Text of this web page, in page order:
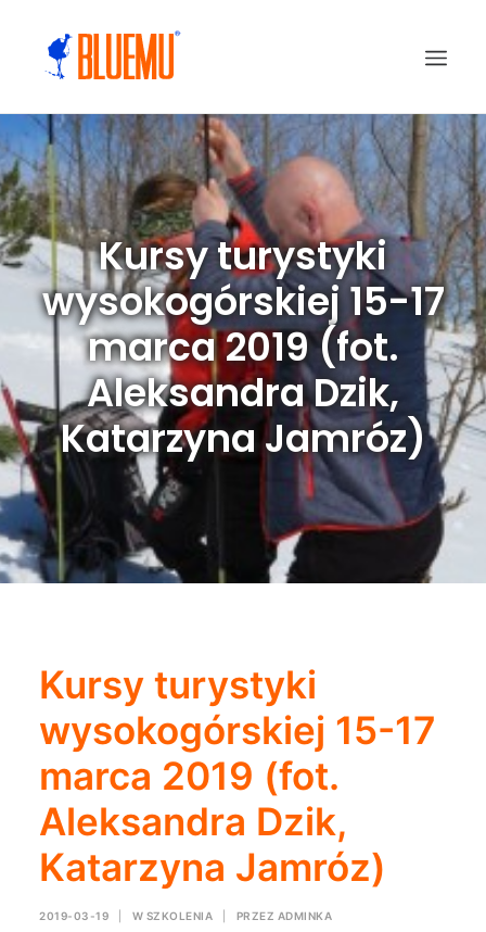
Kursy turystyki
wysokogórskiej 15-17
marca 2019 (fot.
Aleksandra Dzik,
Katarzyna Jamróz)
Kursy turystyki
wysokogórskiej 15-17
marca 2019 (fot.
Aleksandra Dzik,
Katarzyna Jamróz)
2019-03-19 W SZKOLENIA PRZEZ ADMINKA